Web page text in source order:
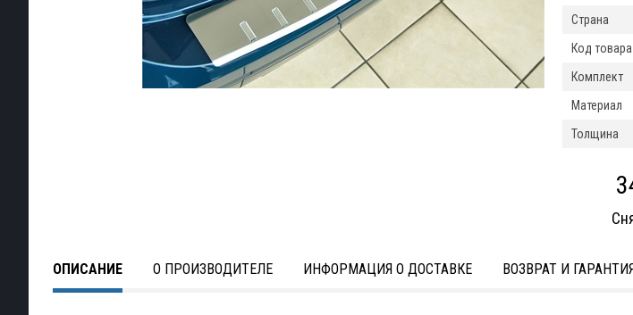
Страна
Код товара
Комплект
Материал
Толщина
ОПИСАНИЕ О ПРОИЗВОДИТЕЛЕ ИНФОРМАЦИЯ О ДОСТАВКЕ ВОЗВРАТ И